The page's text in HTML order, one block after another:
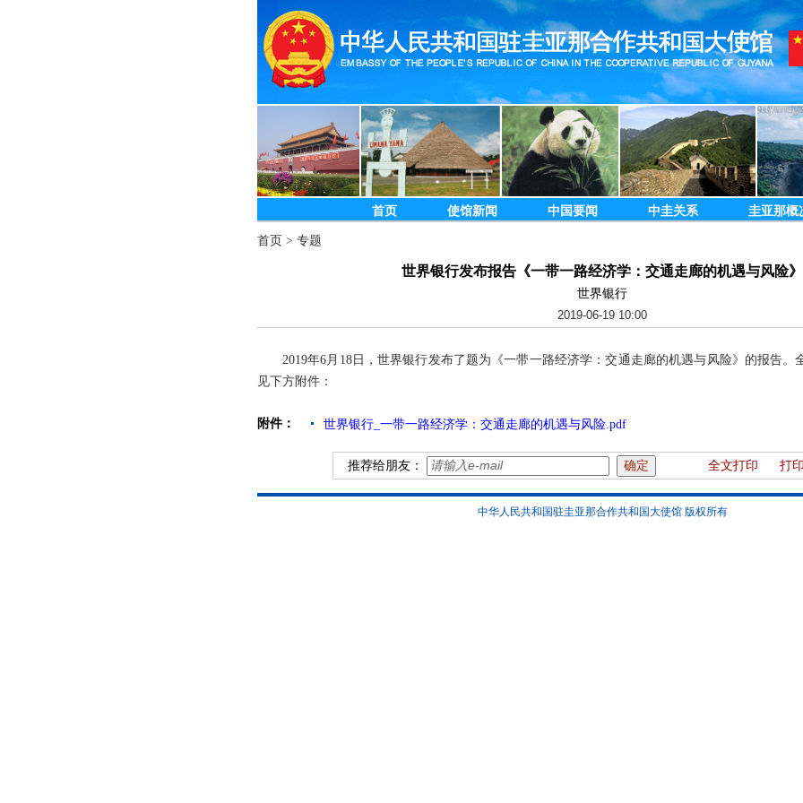
首页 使馆新闻 中国要闻 中圭关系 圭亚那概
首页 > 专题
世界银行发布报告《一带一路经济学：交通走廊的机遇与风险》
世界银行
2019-06-19 10:00
2019年6月18日，世界银行发布了题为《一带一路经济学：交通走廊的机遇与风险》的报告。
见下方附件：
附件： 世界银行_一带一路经济学：交通走廊的机遇与风险.pdf
推荐给朋友： 全文打印 打
中华人民共和国驻圭亚那合作共和国大使馆 版权所有